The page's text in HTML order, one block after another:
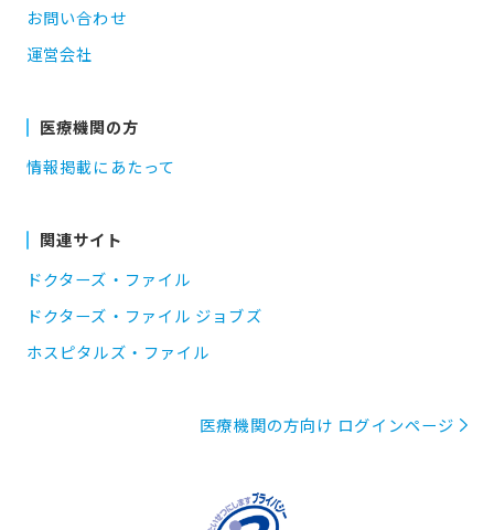
お問い合わせ
運営会社
医療機関の方
情報掲載にあたって
関連サイト
ドクターズ・ファイル
ドクターズ・ファイル ジョブズ
ホスピタルズ・ファイル
医療機関の方向け ログインページ